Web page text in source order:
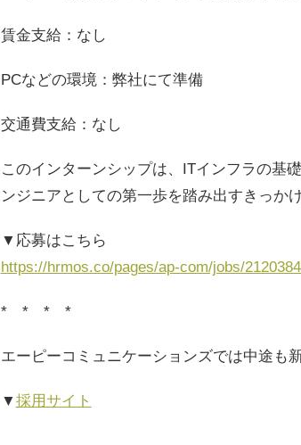
賃金支給：なし
PCなどの環境：弊社にて準備
交通費支給：なし
このインターンシップは、ITインフラの基
ンジニアとしての第一歩を踏み出すきっか
▼応募はこちら
https://hrmos.co/pages/ap-com/jobs/
* * * *
エーピーコミュニケーションズでは中途も
▼採用サイト